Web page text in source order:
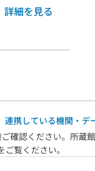
詳細を見る
連携している機関・デ
確認ください。所蔵
ご覧ください。